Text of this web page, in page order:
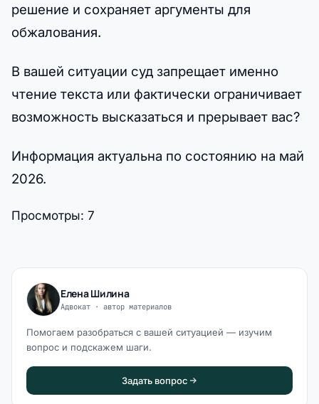
решение и сохраняет аргументы для
обжалования.
В вашей ситуации суд запрещает именно
чтение текста или фактически ограничивает
возможность высказаться и прерывает вас?
Информация актуальна по состоянию на май
2026.
Просмотры: 7
Елена Шилина
Адвокат · автор материалов
Помогаем разобраться с вашей ситуацией — изучим
вопрос и подскажем шаги.
Задать вопрос